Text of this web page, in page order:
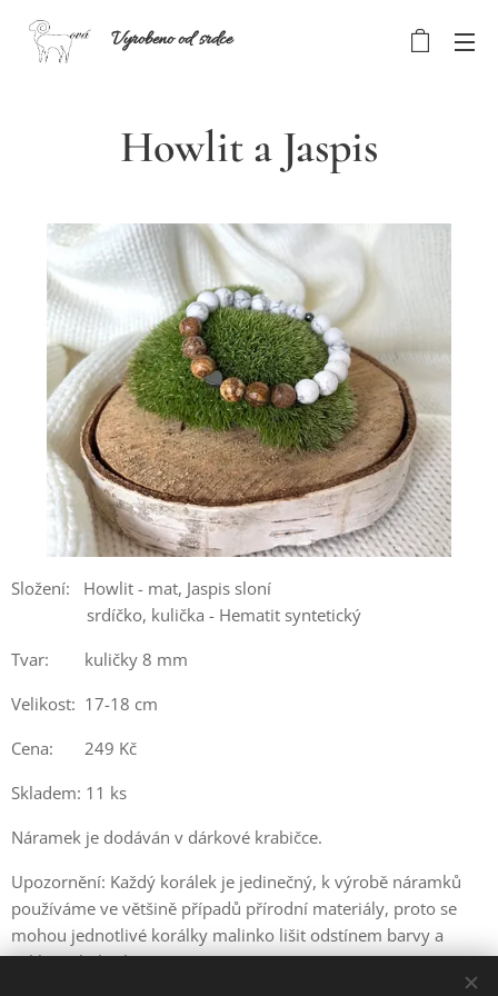
Vyrobeno od srdce
Howlit a Jaspis
Složení: Howlit - mat, Jaspis sloní
srdíčko, kulička - Hematit syntetický
Tvar: kuličky 8 mm
Velikost: 17-18 cm
Cena: 249 Kč
Skladem: 11 ks
Náramek je dodáván v dárkové krabičce.
Upozornění: Každý korálek je jedinečný, k výrobě náramků
používáme ve většině případů přírodní materiály, proto se
mohou jednotlivé korálky malinko lišit odstínem barvy a
velikostí kuliček.